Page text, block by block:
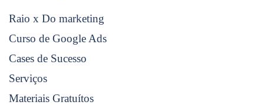
Raio x Do marketing
Curso de Google Ads
Cases de Sucesso
Serviços
Materiais Gratuítos